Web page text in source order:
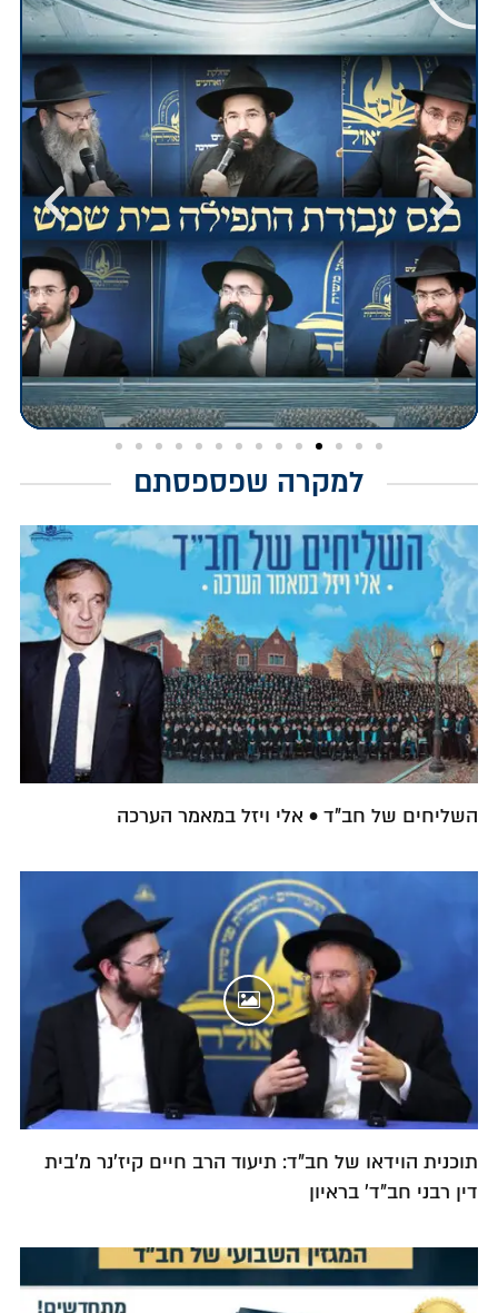
למקרה שפספסתם
השליחים של חב"ד • אלי ויזל במאמר הערכה
תוכנית הוידאו של חב"ד: תיעוד הרב חיים קיז'נר מ'בית
דין רבני חב"ד' בראיון